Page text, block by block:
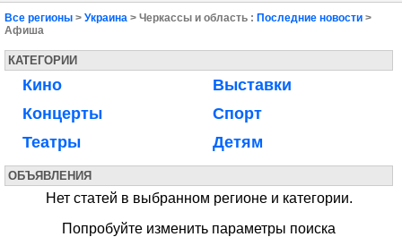
Все регионы > Украина > Черкассы и область : Последние новости >
Афиша
КАТЕГОРИИ
Кино
Концерты
Театры
Выставки
Спорт
Детям
ОБЪЯВЛЕНИЯ
Нет статей в выбранном регионе и категории.
Попробуйте изменить параметры поиска